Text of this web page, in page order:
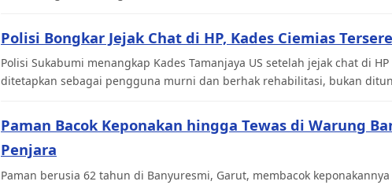
Polisi Bongkar Jejak Chat di HP, Kades Ciemias
Polisi Sukabumi menangkap Kades Tamanjaya US setelah jejak chat di
ditetapkan sebagai pengguna murni dan berhak rehabilitasi, bukan
Paman Bacok Keponakan hingga Tewas di Warung
Penjara
Paman berusia 62 tahun di Banyuresmi, Garut, membacok